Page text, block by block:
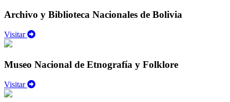
Archivo y Biblioteca Nacionales de Bolivia
Visitar
Museo Nacional de Etnografía y Folklore
Visitar